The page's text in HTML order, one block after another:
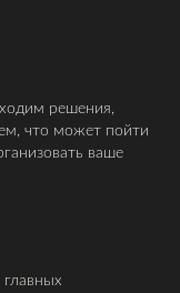
решения,
что может пойти
ваше